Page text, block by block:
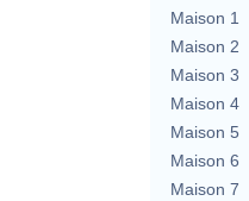
Maison 1
Maison 2
Maison 3
Maison 4
Maison 5
Maison 6
Maison 7